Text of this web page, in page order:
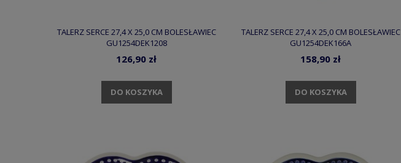
TALERZ SERCE 27,4 X 25,0 CM BOLESŁAWIEC
GU1254DEK1208
126,90 zł
DO KOSZYKA
TALERZ SERCE 27,4 X 25,0 CM BOLESŁAWIEC
GU1254DEK166A
158,90 zł
DO KOSZYKA